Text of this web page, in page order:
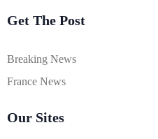
Get The Post
Breaking News
France News
Our Sites